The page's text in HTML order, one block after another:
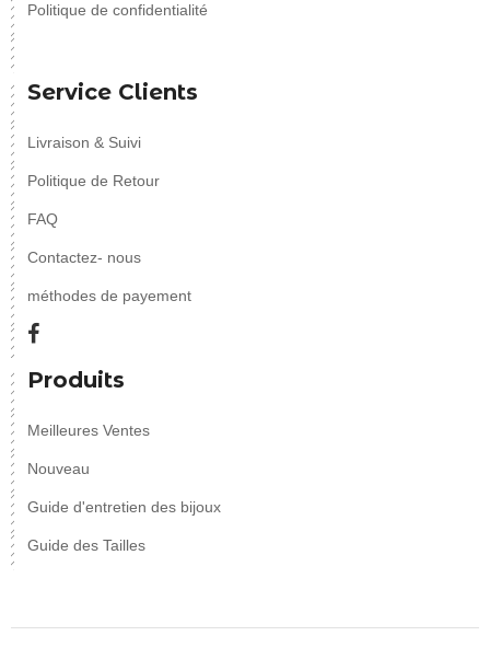
Politique de confidentialité
Service Clients
Livraison & Suivi
Politique de Retour
FAQ
Contactez- nous
méthodes de payement
Produits
Meilleures Ventes
Nouveau
Guide d'entretien des bijoux
Guide des Tailles